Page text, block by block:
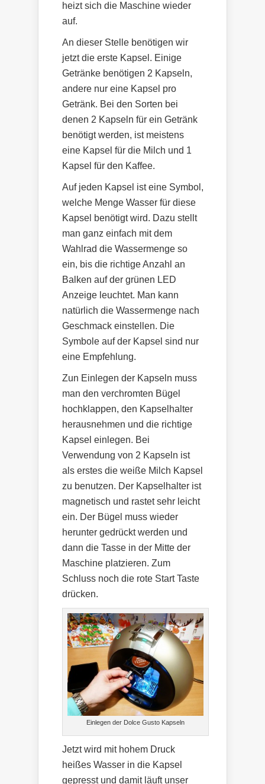
heizt sich die Maschine wieder
auf.
An dieser Stelle benötigen wir
jetzt die erste Kapsel. Einige
Getränke benötigen 2 Kapseln,
andere nur eine Kapsel pro
Getränk. Bei den Sorten bei
denen 2 Kapseln für ein Getränk
benötigt werden, ist meistens
eine Kapsel für die Milch und 1
Kapsel für den Kaffee.
Auf jeden Kapsel ist eine Symbol,
welche Menge Wasser für diese
Kapsel benötigt wird. Dazu stellt
man ganz einfach mit dem
Wahlrad die Wassermenge so
ein, bis die richtige Anzahl an
Balken auf der grünen LED
Anzeige leuchtet. Man kann
natürlich die Wassermenge nach
Geschmack einstellen. Die
Symbole auf der Kapsel sind nur
eine Empfehlung.
Zun Einlegen der Kapseln muss
man den verchromten Bügel
hochklappen, den Kapselhalter
herausnehmen und die richtige
Kapsel einlegen. Bei
Verwendung von 2 Kapseln ist
als erstes die weiße Milch Kapsel
zu benutzen. Der Kapselhalter ist
magnetisch und rastet sehr leicht
ein. Der Bügel muss wieder
herunter gedrückt werden und
dann die Tasse in der Mitte der
Maschine platzieren. Zum
Schluss noch die rote Start Taste
drücken.
Einlegen der Dolce Gusto Kapseln
Jetzt wird mit hohem Druck
heißes Wasser in die Kapsel
gepresst und damit läuft unser